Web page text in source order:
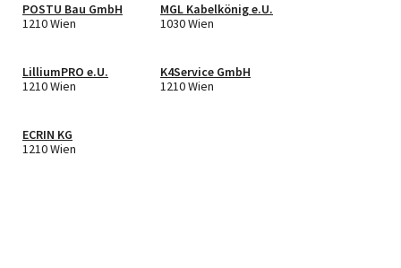
POSTU Bau GmbH
1210 Wien
MGL Kabelkönig e.U.
1030 Wien
LilliumPRO e.U.
1210 Wien
K4Service GmbH
1210 Wien
ECRIN KG
1210 Wien